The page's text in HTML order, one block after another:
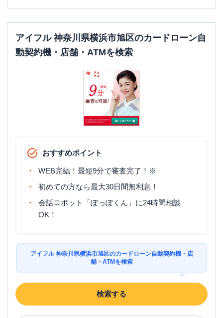
ATM営業時間
はご利用いただけません。
土曜： 8：00～22：00
8：00～21：00
〇
✕
神奈川県横浜市旭区二俣川2-52-15
アイフル 神奈川県横浜市旭区のカードローン自
動契約機・店舗・ATMを検索
おすすめポイント
WEB完結！最短9分で審査完了！※
初めての方なら最大30日間無利息！
会話ロボット「ぽっぽくん」に24時間相談
OK！
アイフル 神奈川県横浜市旭区のカードローン自動契約機・店
舗・ATMを検索
検索する